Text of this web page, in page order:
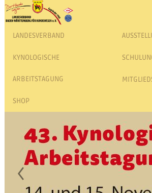
LANDESVERBAND
KYNOLOGISCHE
ARBEITSTAGUNG
SHOP